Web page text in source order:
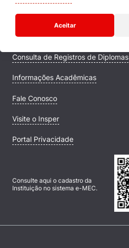
Aceitar
Comunidade Transforme
Campus
Consulta de Registros de Diplomas
Informações Acadêmicas
Fale Conosco
Visite o Insper
Portal Privacidade
Consulte aqui o cadastro da
Instituição no sistema e-MEC.